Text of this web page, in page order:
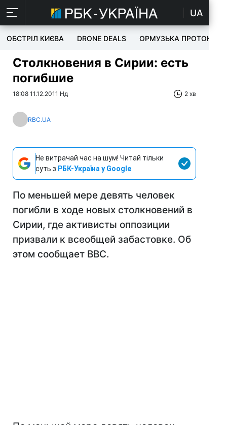
UA
ОБСТРІЛ КИЄВА DRONE DEALS ОРМУЗЬКА ПРОТОКА
Столкновения в Сирии: есть
погибшие
18:08 11.12.2011 Нд 2 хв
RBC.UA
Не витрачай час на шум! Читай тільки
суть з РБК-Україна у Google
По меньшей мере девять человек
погибли в ходе новых столкновений в
Сирии, где активисты оппозиции
призвали к всеобщей забастовке. Об
этом сообщает BBC.